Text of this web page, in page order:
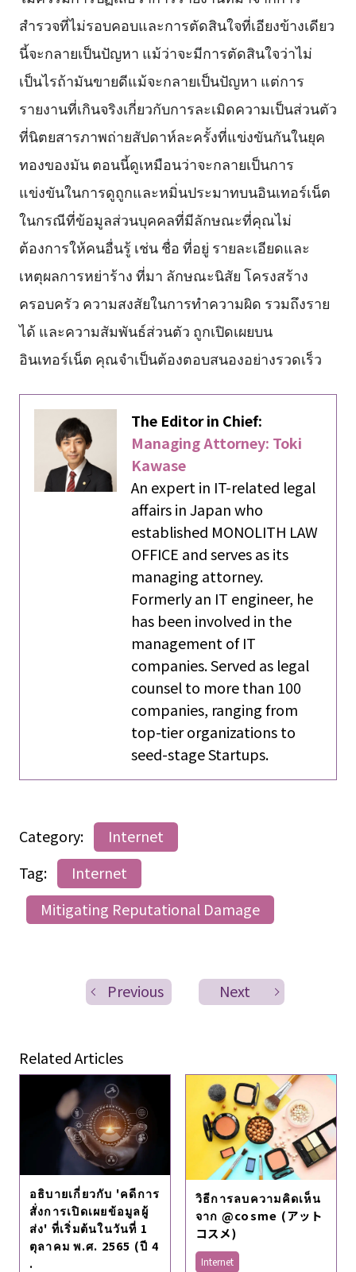
สำรวจที่ไม่รอบคอบและการตัดสินใจที่เอียงข้างเดียว
นี้จะกลายเป็นปัญหา แม้ว่าจะมีการตัดสินใจว่าไม่
เป็นไรถ้ามันขายดีแม้จะกลายเป็นปัญหา แต่การ
รายงานที่เกินจริงเกี่ยวกับการละเมิดความเป็นส่วนตัว
ที่นิตยสารภาพถ่ายสัปดาห์ละครั้งที่แข่งขันกันในยุค
ทองของมัน ตอนนี้ดูเหมือนว่าจะกลายเป็นการ
แข่งขันในการดูถูกและหมิ่นประมาทบนอินเทอร์เน็ต
ในกรณีที่ข้อมูลส่วนบุคคลที่มีลักษณะที่คุณไม่
ต้องการให้คนอื่นรู้ เช่น ชื่อ ที่อยู่ รายละเอียดและ
เหตุผลการหย่าร้าง ที่มา ลักษณะนิสัย โครงสร้าง
ครอบครัว ความสงสัยในการทำความผิด รวมถึงราย
ได้ และความสัมพันธ์ส่วนตัว ถูกเปิดเผยบน
อินเทอร์เน็ต คุณจำเป็นต้องตอบสนองอย่างรวดเร็ว
The Editor in Chief:
Managing Attorney: Toki
Kawase
An expert in IT-related legal
affairs in Japan who
established MONOLITH LAW
OFFICE and serves as its
managing attorney.
Formerly an IT engineer, he
has been involved in the
management of IT
companies. Served as legal
counsel to more than 100
companies, ranging from
top-tier organizations to
seed-stage Startups.
Category:
Internet
Tag:
Internet
Mitigating Reputational Damage
Previous Next
Related Articles
อธิบายเกี่ยวกับ 'คดีการ
สั่งการเปิดเผยข้อมูลผู้
ส่ง' ที่เริ่มต้นในวันที่ 1
ตุลาคม พ.ศ. 2565 (ปี 4
.
วิธีการลบความคิดเห็น
จาก @cosme (アット
コスメ)
Internet